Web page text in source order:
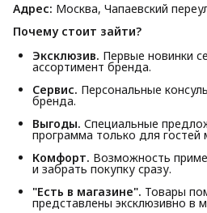
Адрес: Москва, Чапаевский
Почему стоит зайти?
Эксклюзив. Первые новинки
ассортимент бренда.
Сервис. Персональные
бренда.
Выгоды. Специальные
программа только для гостей
Комфорт. Возможность
и забрать покупку сразу.
"Есть в магазине". Товары
представлены эксклюзивно в